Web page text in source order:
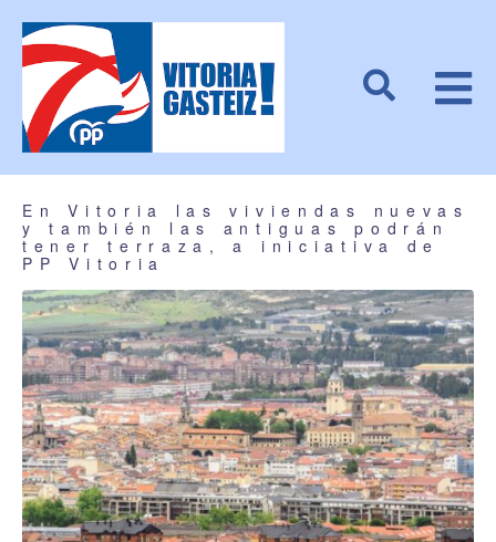
En Vitoria las viviendas nuevas
y también las antiguas podrán
tener terraza, a iniciativa de
PP Vitoria